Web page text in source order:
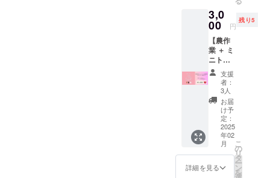
は、
8,000円
【龍プ
ラン】
と
10,000
円【鳳
凰プラ
ン】と
同じ内
容にな
りま
す。
3,0
00 円
残り5
【農作
業 ＋ ミ
ニトマ
ト収穫
体験
（軽食
つ
き）】
▼リ
ターン
内容 ・
2025年
2月8日
㈯の収
穫のお
支援
者：
3人
お届
け予
定：
2025
年02
月
詳細を見る
こ
の
リ
タ
ー
ン
を